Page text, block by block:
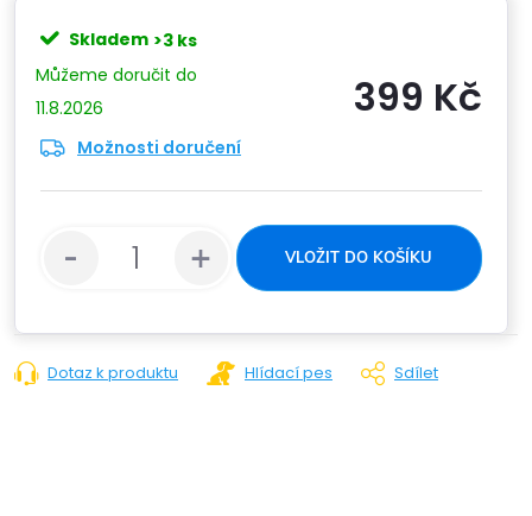
Skladem >3 ks
11.8.2026
Možnosti doručení
399 Kč
VLOŽIT DO KOŠÍKU
Dotaz k produktu Hlídací pes Sdílet